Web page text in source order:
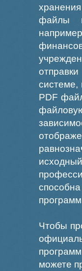
файлы
системе,
PDF
Чтобы
можете